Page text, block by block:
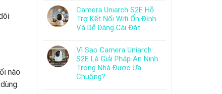
nào
Camera Uniarch S2E Hỗ
Trợ Kết Nối Wifi Ổn Định
Và Dễ Dàng Cài Đặt
Vì Sao Camera Uniarch
S2E Là Giải Pháp An Ninh
Trong Nhà Được Ưa
Chuộng?